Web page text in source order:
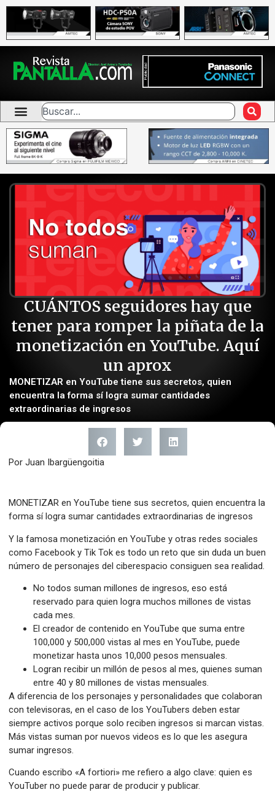
CUÁNTOS seguidores hay que
tener para romper la piñata de la
monetización en YouTube. Aquí
un aprox
MONETIZAR en YouTube tiene sus secretos, quien
encuentra la forma sí logra sumar cantidades
extraordinarias de ingresos
Por Juan Ibargüengoitia
MONETIZAR en YouTube tiene sus secretos, quien encuentra la
forma sí logra sumar cantidades extraordinarias de ingresos
Y la famosa monetización en YouTube y otras redes sociales
como Facebook y Tik Tok es todo un reto que sin duda un buen
número de personajes del ciberespacio consiguen sea realidad.
No todos suman millones de ingresos, eso está
reservado para quien logra muchos millones de vistas
cada mes.
El creador de contenido en YouTube que suma entre
100,000 y 500,000 vistas al mes en YouTube, puede
monetizar hasta unos 10,000 pesos mensuales.
Logran recibir un millón de pesos al mes, quienes suman
entre 40 y 80 millones de vistas mensuales.
A diferencia de los personajes y personalidades que colaboran
con televisoras, en el caso de los YouTubers deben estar
siempre activos porque solo reciben ingresos si marcan vistas.
Más vistas suman por nuevos videos es lo que les asegura
sumar ingresos.
Cuando escribo «A fortiori» me refiero a algo clave: quien es
YouTuber no puede parar de producir y publicar.